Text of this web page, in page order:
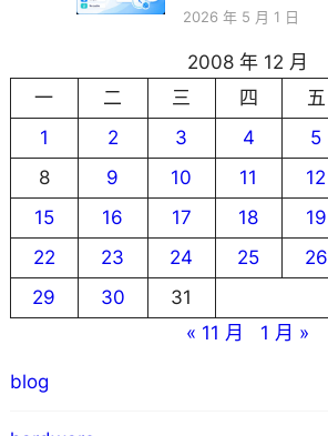
2026 年 5 月 1 日
2008 年 12 月
一
二 三 四 五
1
2 3 4 5
8
9 10 11 12
15
16 17 18 19
22
23 24 25 26
29
30
31
« 11 月
1 月 »
blog